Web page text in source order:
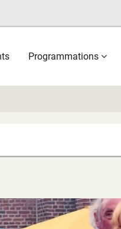
Programmations